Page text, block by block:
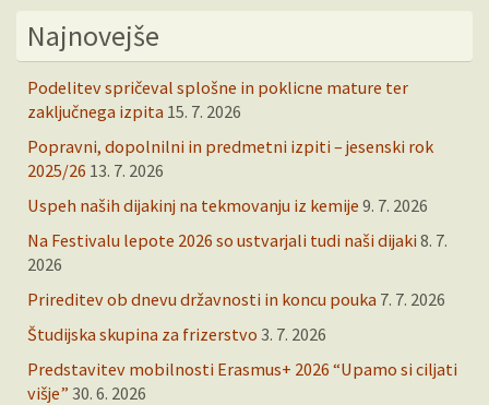
Najnovejše
Podelitev spričeval splošne in poklicne mature ter
zaključnega izpita 15. 7. 2026
Popravni, dopolnilni in predmetni izpiti – jesenski rok
2025/26 13. 7. 2026
Uspeh naših dijakinj na tekmovanju iz kemije 9. 7. 2026
Na Festivalu lepote 2026 so ustvarjali tudi naši dijaki 8. 7.
2026
Prireditev ob dnevu državnosti in koncu pouka 7. 7. 2026
Študijska skupina za frizerstvo 3. 7. 2026
Predstavitev mobilnosti Erasmus+ 2026 “Upamo si ciljati
višje” 30. 6. 2026